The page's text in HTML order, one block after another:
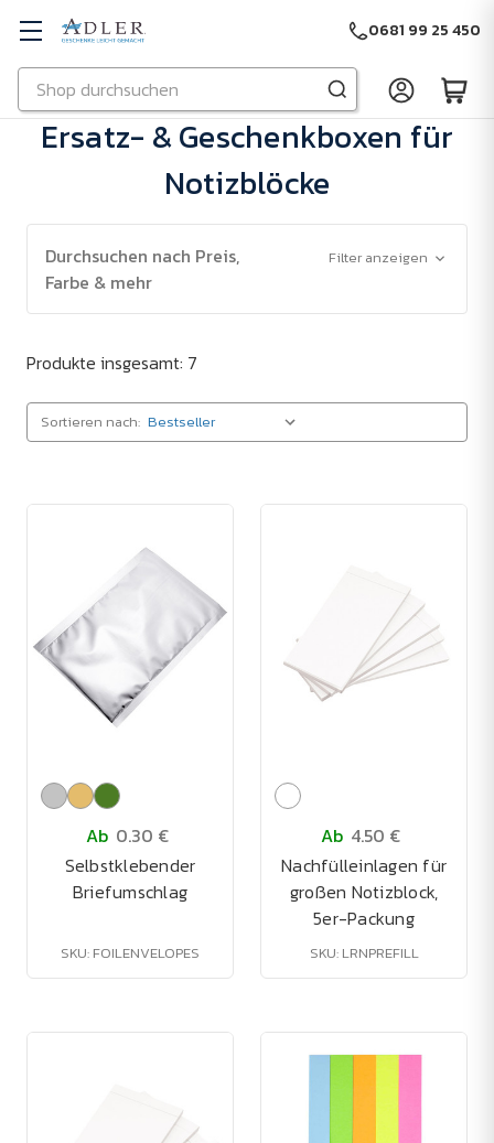
Zu Hauptinhalt springen
Suchen
0681 99 25 450
Ersatz- & Geschenkboxen für
Notizblöcke
Durchsuchen nach Preis,
Farbe & mehr
Filter anzeigen
Produkte insgesamt: 7
Sortieren nach:
Ab 0.30 €
Selbstklebender
Briefumschlag
SKU: FOILENVELOPES
Ab 4.50 €
Nachfülleinlagen für
großen Notizblock,
5er-Packung
SKU: LRNPREFILL